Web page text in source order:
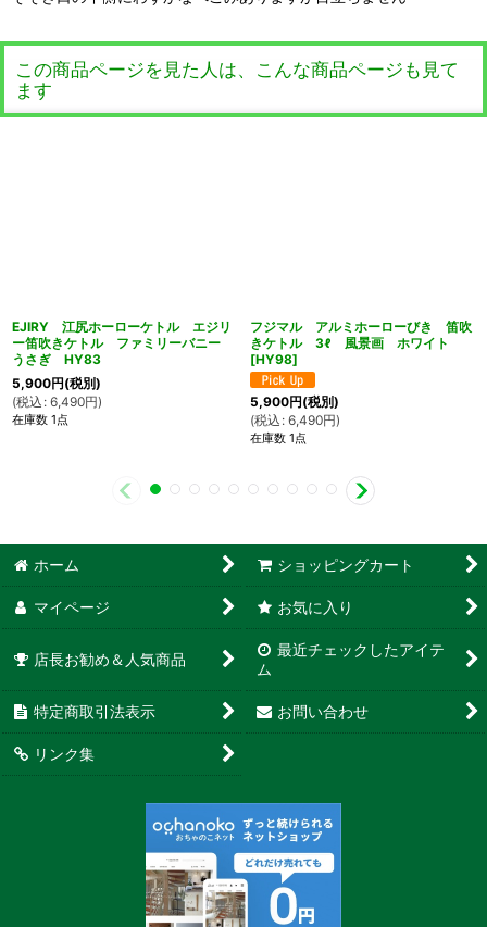
この商品ページを見た人は、こんな商品ページも見て
ます
EJIRY 江尻ホーローケトル エジリ
ー笛吹きケトル ファミリーバニー
うさぎ HY83
5,900円(税別)
(税込 : 6,490円)
在庫数 1点
フジマル アルミホーローびき 笛吹
きケトル 3ℓ 風景画 ホワイト
[HY98]
5,900円(税別)
(税込 : 6,490円)
在庫数 1点
ホーム ショッピングカート
マイページ お気に入り
店長お勧め＆人気商品
最近チェックしたアイテ
ム
特定商取引法表示 お問い合わせ
リンク集